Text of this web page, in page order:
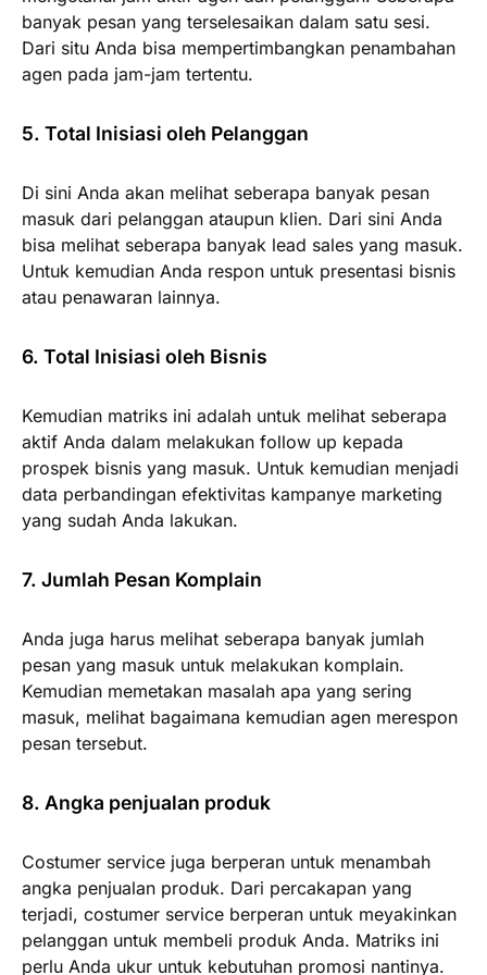
banyak pesan yang terselesaikan dalam satu sesi.
Dari situ Anda bisa mempertimbangkan penambahan
agen pada jam-jam tertentu.
5. Total Inisiasi oleh Pelanggan
Di sini Anda akan melihat seberapa banyak pesan
masuk dari pelanggan ataupun klien. Dari sini Anda
bisa melihat seberapa banyak lead sales yang masuk.
Untuk kemudian Anda respon untuk presentasi bisnis
atau penawaran lainnya.
6. Total Inisiasi oleh Bisnis
Kemudian matriks ini adalah untuk melihat seberapa
aktif Anda dalam melakukan follow up kepada
prospek bisnis yang masuk. Untuk kemudian menjadi
data perbandingan efektivitas kampanye marketing
yang sudah Anda lakukan.
7. Jumlah Pesan Komplain
Anda juga harus melihat seberapa banyak jumlah
pesan yang masuk untuk melakukan komplain.
Kemudian memetakan masalah apa yang sering
masuk, melihat bagaimana kemudian agen merespon
pesan tersebut.
8. Angka penjualan produk
Costumer service juga berperan untuk menambah
angka penjualan produk. Dari percakapan yang
terjadi, costumer service berperan untuk meyakinkan
pelanggan untuk membeli produk Anda. Matriks ini
perlu Anda ukur untuk kebutuhan promosi nantinya.